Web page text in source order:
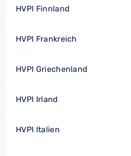
HVPI Finnland
HVPI Frankreich
HVPI Griechenland
HVPI Irland
HVPI Italien